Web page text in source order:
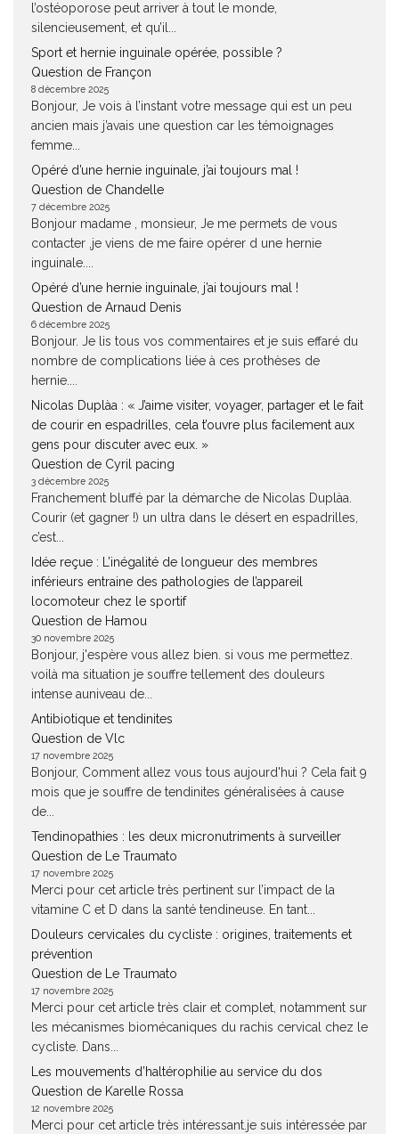
l’ostéoporose peut arriver à tout le monde,
silencieusement, et qu’il...
Sport et hernie inguinale opérée, possible ?
Question de Françon
8 décembre 2025
Bonjour, Je vois à l’instant votre message qui est un peu
ancien mais j’avais une question car les témoignages
femme...
Opéré d’une hernie inguinale, j’ai toujours mal !
Question de Chandelle
7 décembre 2025
Bonjour madame , monsieur, Je me permets de vous
contacter ,je viens de me faire opérer d une hernie
inguinale....
Opéré d’une hernie inguinale, j’ai toujours mal !
Question de Arnaud Denis
6 décembre 2025
Bonjour. Je lis tous vos commentaires et je suis effaré du
nombre de complications liée à ces prothèses de
hernie....
Nicolas Duplàa : « J’aime visiter, voyager, partager et le fait
de courir en espadrilles, cela t’ouvre plus facilement aux
gens pour discuter avec eux. »
Question de Cyril pacing
3 décembre 2025
Franchement bluffé par la démarche de Nicolas Duplàa.
Courir (et gagner !) un ultra dans le désert en espadrilles,
c’est...
Idée reçue : L’inégalité de longueur des membres
inférieurs entraine des pathologies de l’appareil
locomoteur chez le sportif
Question de Hamou
30 novembre 2025
Bonjour, j'espère vous allez bien. si vous me permettez.
voilà ma situation je souffre tellement des douleurs
intense auniveau de...
Antibiotique et tendinites
Question de Vlc
17 novembre 2025
Bonjour, Comment allez vous tous aujourd'hui ? Cela fait 9
mois que je souffre de tendinites généralisées à cause
de...
Tendinopathies : les deux micronutriments à surveiller
Question de Le Traumato
17 novembre 2025
Merci pour cet article très pertinent sur l’impact de la
vitamine C et D dans la santé tendineuse. En tant...
Douleurs cervicales du cycliste : origines, traitements et
prévention
Question de Le Traumato
17 novembre 2025
Merci pour cet article très clair et complet, notamment sur
les mécanismes biomécaniques du rachis cervical chez le
cycliste. Dans...
Les mouvements d’haltérophilie au service du dos
Question de Karelle Rossa
12 novembre 2025
Merci pour cet article très intéressant.je suis intéressée par